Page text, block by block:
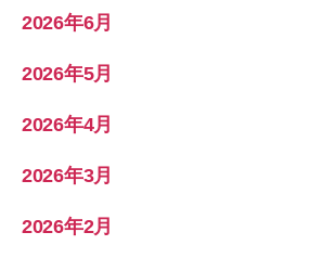
2026年6月
2026年5月
2026年4月
2026年3月
2026年2月